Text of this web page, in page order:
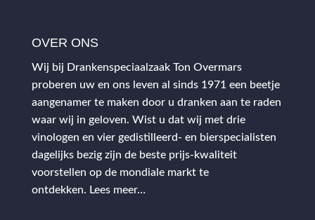
OVER ONS
Wij bij Drankenspeciaalzaak Ton Overmars
proberen uw en ons leven al sinds 1971 een beetje
aangenamer te maken door u dranken aan te raden
waar wij in geloven. Wist u dat wij met drie
vinologen en vier gedistilleerd- en bierspecialisten
dagelijks bezig zijn de beste prijs-kwaliteit
voorstellen op de mondiale markt te
ontdekken. Lees meer…